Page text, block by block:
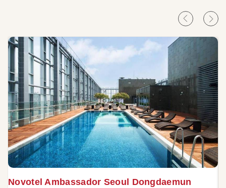
Novotel Ambassador Seoul Dongdaemun